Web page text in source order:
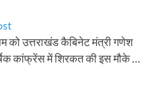
को उत्तराखंड कैबिनेट मंत्री गणेश
कांफ्रेंस में शिरकत की इस मौके …